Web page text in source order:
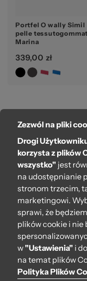
Portfel O wally Simil
pelle
Marina
339,00 zł
O bag
Pomoc
Moje O bag
Kontakt
Zezwól na pliki
Drogi
korzysta z plików
wszystko" jest
na udostępnianie
stronom trzecim,
marketingowi.
sprawi, że
plików cookie i
w"Ustawienia" i
na temat plików
Polityka Plików